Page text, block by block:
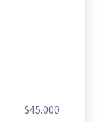
$45.000